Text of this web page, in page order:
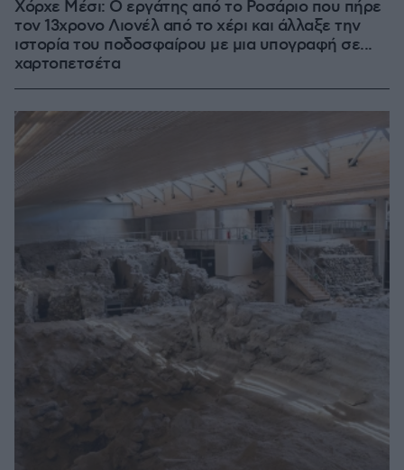
Χόρχε Μέσι: Ο εργάτης από το Ροσάριο που πήρε
τον 13χρονο Λιονέλ από το χέρι και άλλαξε την
ιστορία του ποδοσφαίρου με μια υπογραφή σε...
χαρτοπετσέτα